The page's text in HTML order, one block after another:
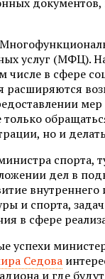
услуг (МФЦ).
числе в сфере
расширяются
но и
спорта,
дел в
и спорта,
в сфере
успехи
Седова
и где